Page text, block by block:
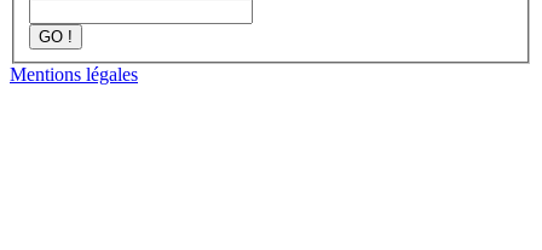
GO !
Mentions légales